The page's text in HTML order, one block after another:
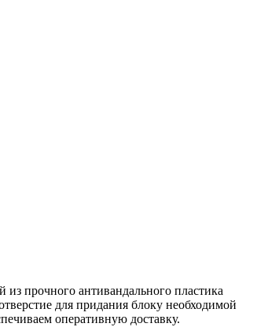
прочного антивандального пластика
для придания блоку необходимой
оперативную доставку.